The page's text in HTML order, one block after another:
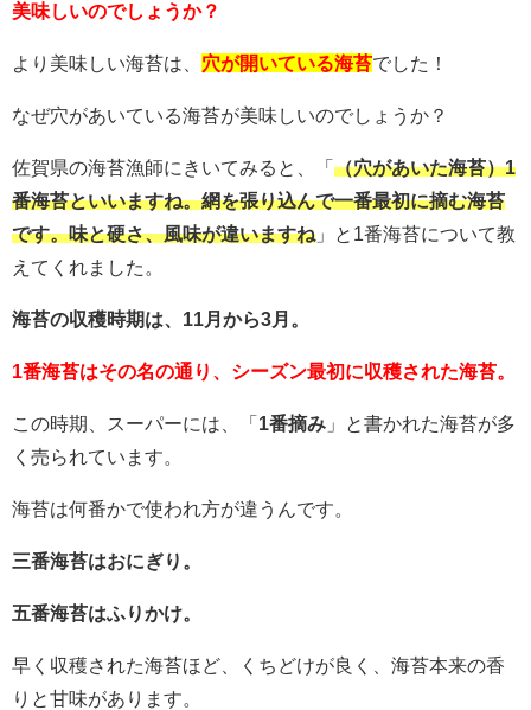
美味しいのでしょうか？
より美味しい海苔は、 穴が開いている海苔でした！
なぜ穴があいている海苔が美味しいのでしょうか？
佐賀県の海苔漁師にきいてみると、「 （穴があいた海苔）1
番海苔といいますね。網を張り込んで一番最初に摘む海苔
です。味と硬さ、風味が違いますね 」と1番海苔について教
えてくれました。
海苔の収穫時期は、11月から3月。
1番海苔はその名の通り、シーズン最初に収穫された海苔。
この時期、スーパーには、「 1番摘み 」と書かれた海苔が多
く売られています。
海苔は何番かで使われ方が違うんです。
三番海苔はおにぎり。
五番海苔はふりかけ。
早く収穫された海苔ほど、くちどけが良く、海苔本来の香
りと甘味があります。